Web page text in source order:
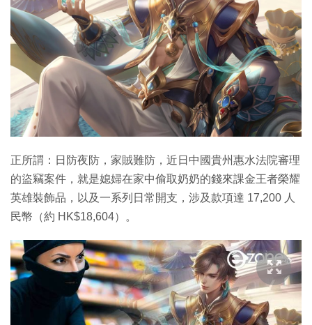
正所謂：日防夜防，家賊難防，近日中國貴州惠水法院審理
的盜竊案件，就是媳婦在家中偷取奶奶的錢來課金王者榮耀
英雄裝飾品，以及一系列日常開支，涉及款項達 17,200 人
民幣（約 HK$18,604）。